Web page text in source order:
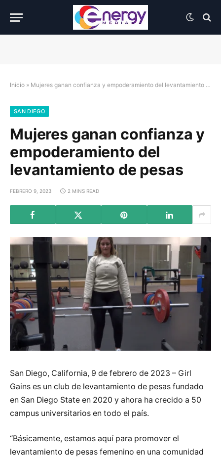
Inicio » Mujeres ganan confianza y empoderamiento del levantamiento de pesas
SAN DIEGO
Mujeres ganan confianza y
empoderamiento del
levantamiento de pesas
FEBRERO 9, 2023 2 MINS READ
San Diego, California, 9 de febrero de 2023 – Girl
Gains es un club de levantamiento de pesas fundado
en San Diego State en 2020 y ahora ha crecido a 50
campus universitarios en todo el país.
“Básicamente, estamos aquí para promover el
levantamiento de pesas femenino en una comunidad